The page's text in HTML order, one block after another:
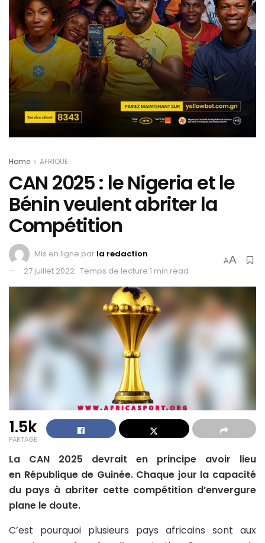
Home AFRIQUE
CAN 2025 : le Nigeria et le
Bénin veulent abriter la
Compétition
Mis en ligne par la redaction
27 juillet 2022 Temps de lecture:1 min read
AA
1.5k
PARTAGE
La CAN 2025 devrait en principe avoir lieu
en République de Guinée. Chaque jour la capacité
du pays à abriter cette compétition d’envergure
plane le doute.
C’est pourquoi plusieurs pays africains sont aux